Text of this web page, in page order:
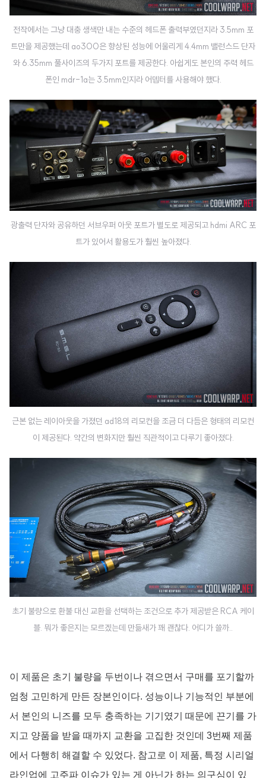
전작에서는 그냥 대충 생색만 내는 수준의 헤드폰 출력부였던지라 3.5mm 포
트만을 제공했는데 ao300은 향상된 성능에 어울리게 4.4mm 밸런스드 단자
와 6.35mm 풀사이즈의 두가지 포트를 제공한다. 아쉽게도 본인의 주력 헤드
폰인 mdr-1a는 3.5mm인지라 어뎁터를 사용해야 했다.
광출력 단자와 공유하던 서브우퍼 아웃 포트가 별도로 제공되고 hdmi ARC 포
트가 있어서 활용도가 훨씬 높아졌다.
근본 없는 레이아웃을 가졌던 ad18의 리모컨을 조금 더 다듬은 형태의 리모컨
이 제공된다. 약간의 변화지만 훨씬 직관적이고 다루기 좋아졌다.
초기 불량으로 환불 대신 교환을 선택하는 조건으로 추가 제공받은 RCA 케이
블. 뭐가 좋은지는 모르겠는데 만듦새가 꽤 괜찮다. 어디가 쓸까..
이 제품은 초기 불량을 두번이나 겪으면서 구매를 포기할까
엄청 고민하게 만든 장본인이다. 성능이나 기능적인 부분에
서 본인의 니즈를 모두 충족하는 기기였기 때문에 끈기를 가
지고 양품을 받을 때까지 교환을 고집한 것인데 3번째 제품
에서 다행히 해결할 수 있었다. 참고로 이 제품, 특정 시리얼
라인업에 고주파 이슈가 있는 게 아닌가 하는 의구심이 있